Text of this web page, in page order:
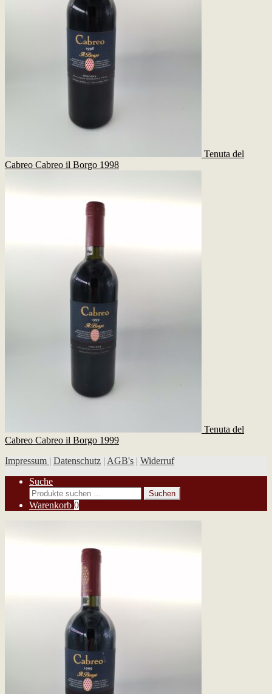
Tenuta del
Cabreo Cabreo il Borgo 1998
Tenuta del
Cabreo Cabreo il Borgo 1999
Impressum | Datenschutz | AGB's | Widerruf
Suche
Suchen
nach:
Suchen
Warenkorb 0